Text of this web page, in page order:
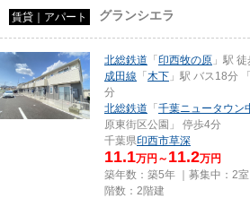
賃貸｜アパート グランシエラ
北総鉄道 「印西牧の原 」駅
成田線 「木下 」駅 バス18分
分
北総鉄道 「千葉ニュータウン
原東街区公園」 停歩4分
千葉県印西市草深
11.1万円～ 11.2万円
築年数：築5年 ｜募集中： 2室
階数：2階建